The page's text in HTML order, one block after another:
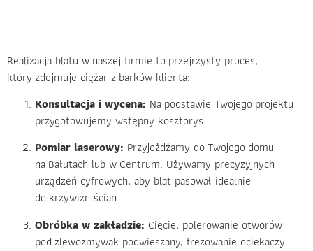
Realizacja blatu w naszej firmie to przejrzysty proces,
który zdejmuje ciężar z barków klienta:
Konsultacja i wycena: Na podstawie Twojego projektu
przygotowujemy wstępny kosztorys.
Pomiar laserowy: Przyjeżdżamy do Twojego domu
na Bałutach lub w Centrum. Używamy precyzyjnych
urządzeń cyfrowych, aby blat pasował idealnie
do krzywizn ścian.
Obróbka w zakładzie: Cięcie, polerowanie otworów
pod zlewozmywak podwieszany, frezowanie ociekaczy.